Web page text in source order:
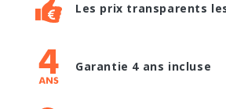
Les prix transparents
Garantie 4 ans incluse